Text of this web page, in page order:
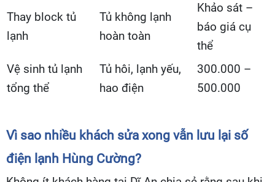
Thay block tủ
lạnh
Tủ không lạnh
hoàn toàn
Khảo sát –
báo giá cụ
thể
Vệ sinh tủ lạnh
tổng thể
Tủ hôi, lạnh yếu,
hao điện
300.000 –
500.000
Vì sao nhiều khách sửa xong vẫn lưu lại số
điện lạnh Hùng Cường?